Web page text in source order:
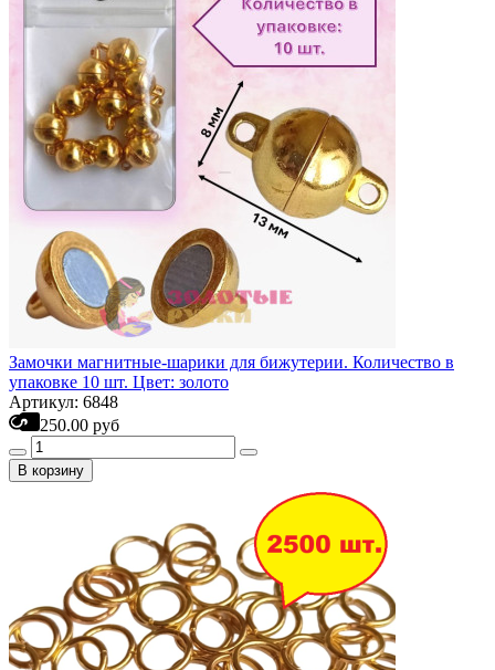
Замочки магнитные-шарики для бижутерии. Количество в
упаковке 10 шт. Цвет: золото
Артикул: 6848
250.00 руб
В корзину